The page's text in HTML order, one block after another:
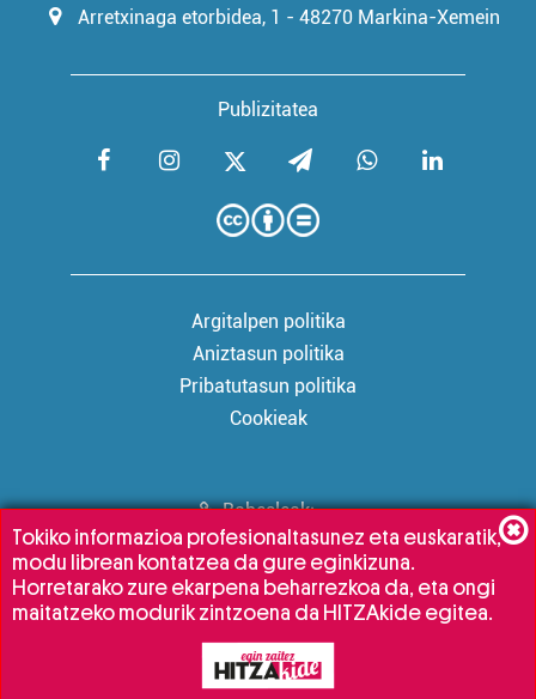
Arretxinaga etorbidea, 1 - 48270 Markina-Xemein
Publizitatea
Argitalpen politika
Aniztasun politika
Pribatutasun politika
Cookieak
Babesleak:
Tokiko informazioa profesionaltasunez eta euskaratik,
modu librean kontatzea da gure eginkizuna.
Horretarako zure ekarpena beharrezkoa da, eta ongi
maitatzeko modurik zintzoena da HITZAkide egitea.